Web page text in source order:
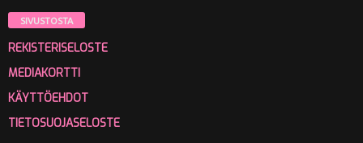
SIVUSTOSTA
REKISTERISELOSTE
MEDIAKORTTI
KÄYTTÖEHDOT
TIETOSUOJASELOSTE